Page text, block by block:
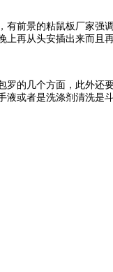
景的粘鼠板厂家强
再从头安插出来而且
几个方面，此外还
或者是洗涤剂清洗